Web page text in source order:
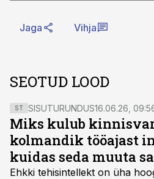
Jaga Vihja
SEOTUD LOOD
ST SISUTURUNDUS16.06.26,
Miks kulub
kolmandik tööajast
kuidas seda muuta
Ehkki tehisintellekt on üha